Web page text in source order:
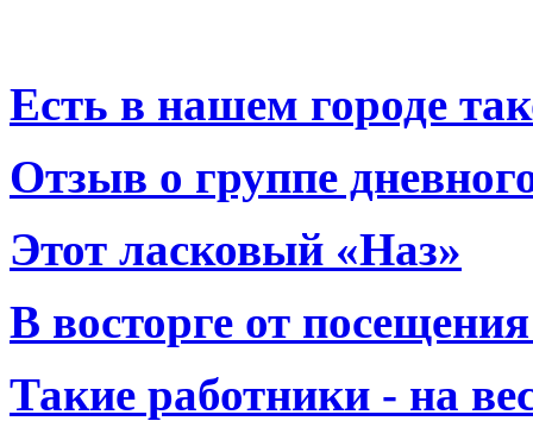
Есть в нашем городе
Отзыв о группе
Этот ласковый «Наз»
В восторге от
Такие работники - на